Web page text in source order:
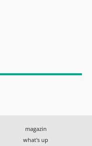
magazin
what's up